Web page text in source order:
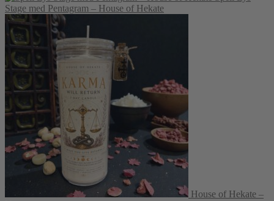
Stage med Pentagram – House of Hekate
House of Hekate –